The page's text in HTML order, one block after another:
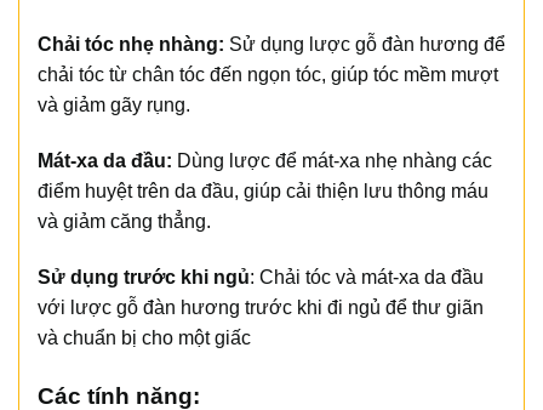
Chải tóc nhẹ nhàng: Sử dụng lược gỗ đàn hương để
chải tóc từ chân tóc đến ngọn tóc, giúp tóc mềm mượt
và giảm gãy rụng.
Mát-xa da đầu: Dùng lược để mát-xa nhẹ nhàng các
điểm huyệt trên da đầu, giúp cải thiện lưu thông máu
và giảm căng thẳng.
Sử dụng trước khi ngủ: Chải tóc và mát-xa da đầu
với lược gỗ đàn hương trước khi đi ngủ để thư giãn
và chuẩn bị cho một giấc
Các tính năng: